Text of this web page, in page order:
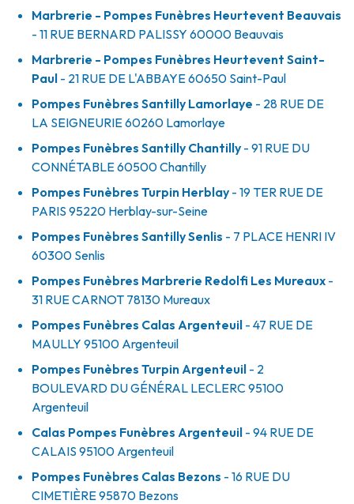
Marbrerie - Pompes Funèbres Heurtevent Beauvais
- 11 RUE BERNARD PALISSY 60000 Beauvais
Marbrerie - Pompes Funèbres Heurtevent Saint-
Paul - 21 RUE DE L'ABBAYE60650 Saint-Paul
Pompes Funèbres Santilly Lamorlaye - 28 RUE DE
LA SEIGNEURIE60260 Lamorlaye
Pompes Funèbres Santilly Chantilly - 91 RUE DU
CONNÉTABLE60500Chantilly
Pompes Funèbres Turpin Herblay - 19 TER RUE DE
PARIS 95220 Herblay-sur-Seine
Pompes Funèbres Santilly Senlis - 7 PLACE HENRI IV
60300 Senlis
Pompes Funèbres Marbrerie Redolfi Les Mureaux -
31 RUE CARNOT 78130 Mureaux
Pompes Funèbres Calas Argenteuil - 47 RUE DE
MAULLY 95100 Argenteuil
Pompes Funèbres Turpin Argenteuil - 2
BOULEVARD DU GÉNÉRAL LECLERC95100
Argenteuil
Calas Pompes Funèbres Argenteuil - 94 RUE DE
CALAIS 95100 Argenteuil
Pompes Funèbres Calas Bezons - 16 RUE DU
CIMETIÈRE95870 Bezons